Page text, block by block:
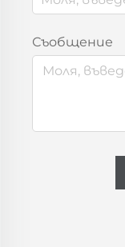
Съобщение